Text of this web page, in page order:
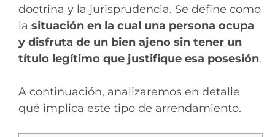
doctrina y la jurisprudencia. Se define como
la situación en la cual una persona ocupa
y disfruta de un bien ajeno sin tener un
título legítimo que justifique esa posesión.
A continuación, analizaremos en detalle
qué implica este tipo de arrendamiento.